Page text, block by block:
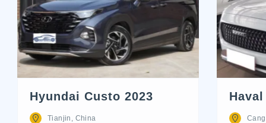
Hyundai Custo 2023
Tianjin, China